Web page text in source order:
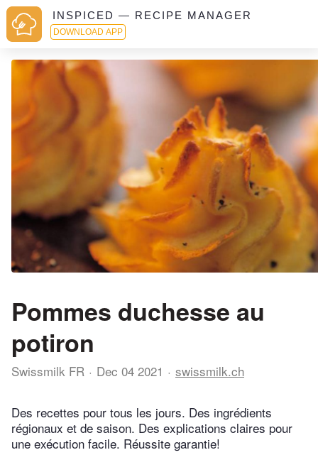
INSPICED — RECIPE MANAGER
DOWNLOAD APP
Pommes duchesse au
potiron
Swissmilk FR Dec 04 2021 swissmilk.ch
Des recettes pour tous les jours. Des ingrédients
régionaux et de saison. Des explications claires pour
une exécution facile. Réussite garantie!